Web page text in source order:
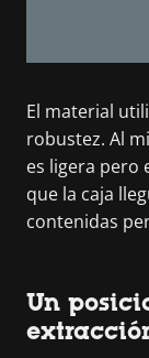
El material
robustez. Al
es ligera pero
que la caja
contenidas
Un